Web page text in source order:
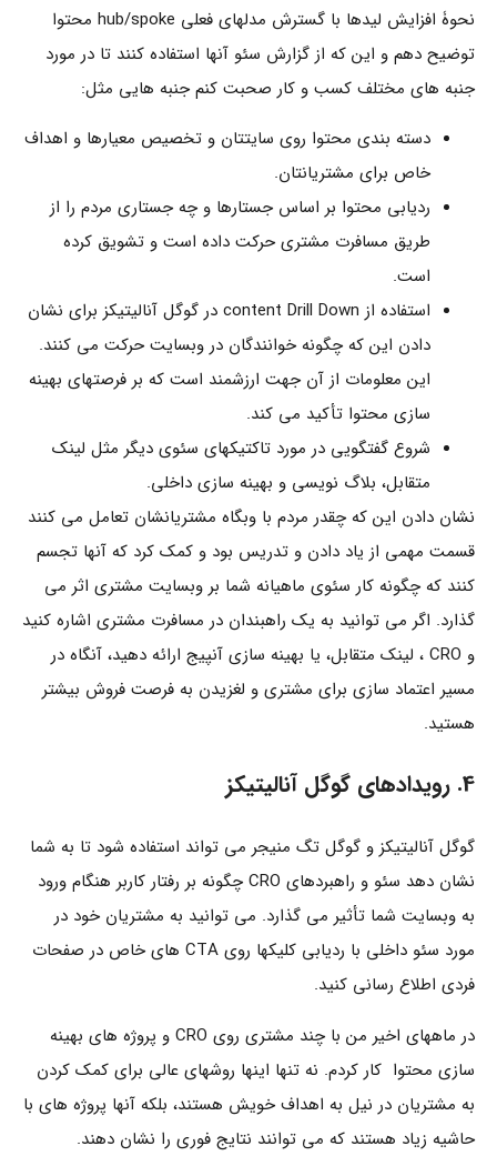
نحوۀ افزایش لیدها با گسترش مدلهای فعلی hub/spoke محتوا
توضیح دهم و این که از گزارش سئو آنها استفاده کنند تا در مورد
جنبه های مختلف کسب و کار صحبت کنم جنبه هایی مثل:
دسته بندی محتوا روی سایتتان و تخصیص معیارها و اهداف
خاص برای مشتریانتان.
ردیابی محتوا بر اساس جستارها و چه جستاری مردم را از
طریق مسافرت مشتری حرکت داده است و تشویق کرده
است.
استفاده از content Drill Down در گوگل آنالیتیکز برای نشان
دادن این که چگونه خوانندگان در وبسایت حرکت می کنند.
این معلومات از آن جهت ارزشمند است که بر فرصتهای بهینه
سازی محتوا تأکید می کند.
شروع گفتگویی در مورد تاکتیکهای سئوی دیگر مثل لینک
متقابل، بلاگ نویسی و بهینه سازی داخلی.
نشان دادن این که چقدر مردم با وبگاه مشتریانشان تعامل می کنند
قسمت مهمی از یاد دادن و تدریس بود و کمک کرد که آنها تجسم
کنند که چگونه کار سئوی ماهیانه شما بر وبسایت مشتری اثر می
گذارد. اگر می توانید به یک راهبندان در مسافرت مشتری اشاره کنید
و CRO ، لینک متقابل، یا بهینه سازی آنپیج ارائه دهید، آنگاه در
مسیر اعتماد سازی برای مشتری و لغزیدن به فرصت فروش بیشتر
هستید.
4. رویدادهای گوگل آنالیتیکز
گوگل آنالیتیکز و گوگل تگ منیجر می تواند استفاده شود تا به شما
نشان دهد سئو و راهبردهای CRO چگونه بر رفتار کاربر هنگام ورود
به وبسایت شما تأثیر می گذارد. می توانید به مشتریان خود در
مورد سئو داخلی با ردیابی کلیکها روی CTA های خاص در صفحات
فردی اطلاع رسانی کنید.
در ماههای اخیر من با چند مشتری روی CRO و پروژه های بهینه
سازی محتوا کار کردم. نه تنها اینها روشهای عالی برای کمک کردن
به مشتریان در نیل به اهداف خویش هستند، بلکه آنها پروژه های با
حاشیه زیاد هستند که می توانند نتایج فوری را نشان دهند.